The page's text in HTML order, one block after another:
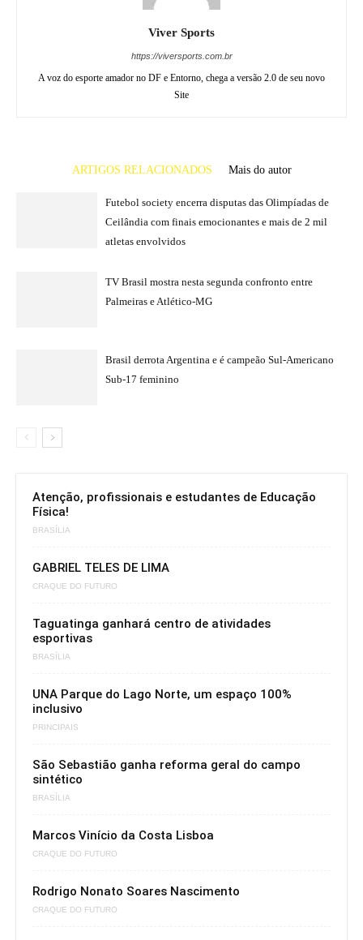
Viver Sports
https://viversports.com.br
A voz do esporte amador no DF e Entorno, chega a versão 2.0 de seu novo
Site
ARTIGOS RELACIONADOS Mais do autor
Futebol society encerra disputas das Olimpíadas de
Ceilândia com finais emocionantes e mais de 2 mil
atletas envolvidos
TV Brasil mostra nesta segunda confronto entre
Palmeiras e Atlético-MG
Brasil derrota Argentina e é campeão Sul-Americano
Sub-17 feminino
Atenção, profissionais e estudantes de Educação
Física!
BRASÍLIA
GABRIEL TELES DE LIMA
CRAQUE DO FUTURO
Taguatinga ganhará centro de atividades
esportivas
BRASÍLIA
UNA Parque do Lago Norte, um espaço 100%
inclusivo
PRINCIPAIS
São Sebastião ganha reforma geral do campo
sintético
BRASÍLIA
Marcos Vinício da Costa Lisboa
CRAQUE DO FUTURO
Rodrigo Nonato Soares Nascimento
CRAQUE DO FUTURO